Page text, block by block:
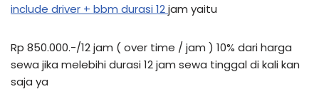
include driver + bbm durasi 12jam yaitu
Rp 850.000.-/12 jam ( over time / jam ) 10% dari harga
sewa jika melebihi durasi 12 jam sewa tinggal di kali kan
saja ya